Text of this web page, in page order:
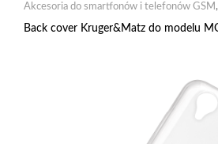
Akcesoria do smartfonów i telefonów GSM ,
Pokrowce dedykowane
Back cover Kruger&Matz do modelu